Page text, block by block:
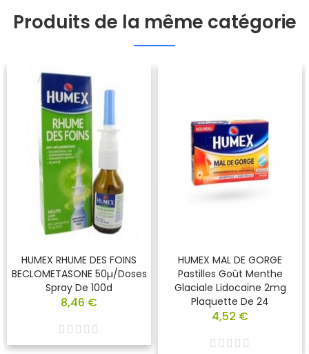
Produits de la même catégorie
HUMEX RHUME DES FOINS
BECLOMETASONE 50µ/doses
Spray De 100d
8,46 €
HUMEX MAL DE GORGE
Pastilles Goût Menthe
Glaciale Lidocaïne 2mg
Plaquette De 24
4,52 €